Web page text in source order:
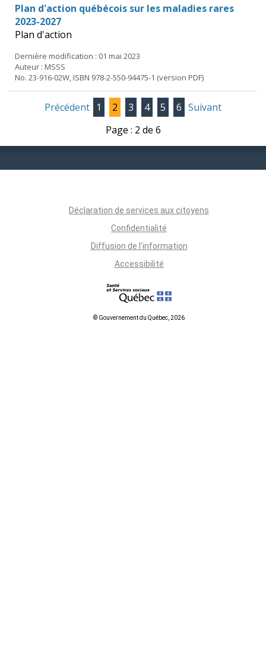
Plan d'action québécois sur les maladies rares
2023-2027
Plan d'action
Dernière modification : 01 mai 2023
Auteur : MSSS
No. 23-916-02W, ISBN 978-2-550-94475-1 (version PDF)
Précédent 1 2 3 4 5 6 Suivant
Page : 2 de 6
Déclaration de services aux citoyens
Confidentialité
Diffusion de l'information
Accessibilité
© Gouvernement du Québec, 2026